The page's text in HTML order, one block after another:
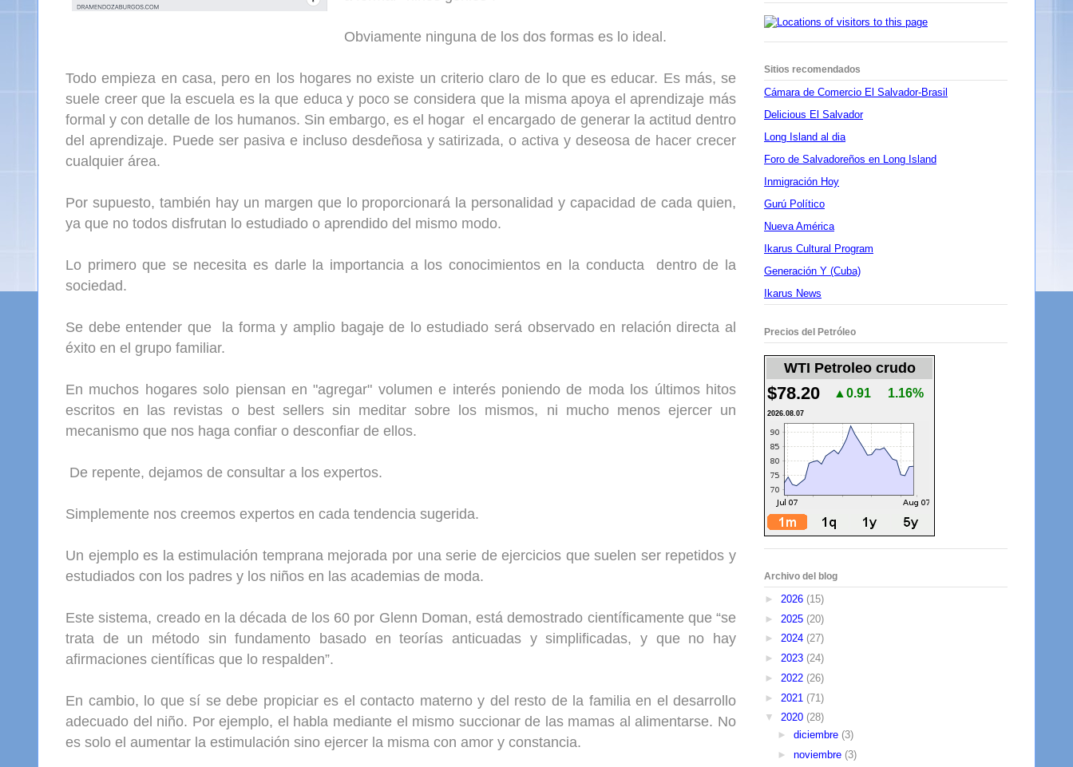
Obviamente ninguna de los dos formas es lo ideal.
Todo empieza en casa, pero en los hogares no existe un criterio claro de lo que es educar. Es más, se
suele creer que la escuela es la que educa y poco se considera que la misma apoya el aprendizaje más
formal y con detalle de los humanos. Sin embargo, es el hogar el encargado de generar la actitud dentro
del aprendizaje. Puede ser pasiva e incluso desdeñosa y satirizada, o activa y deseosa de hacer crecer
cualquier área.
Por supuesto, también hay un margen que lo proporcionará la personalidad y capacidad de cada quien,
ya que no todos disfrutan lo estudiado o aprendido del mismo modo.
Lo primero que se necesita es darle la importancia a los conocimientos en la conducta
dentro de la
sociedad.
Se debe entender que
la forma y amplio bagaje de lo estudiado será observado en relación directa al
éxito en el grupo familiar.
En muchos hogares solo piensan en "agregar" volumen e interés poniendo de moda los últimos hitos
escritos en las revistas o best sellers sin meditar sobre los mismos, ni mucho menos ejercer un
mecanismo que nos haga confiar o desconfiar de ellos.
De repente, dejamos de consultar a los expertos.
Simplemente nos creemos expertos en cada tendencia sugerida.
Un ejemplo es la estimulación temprana mejorada por una serie de ejercicios que suelen ser repetidos y
estudiados con los padres y los niños en las academias de moda.
Este sistema, creado en la década de los 60 por Glenn Doman, está demostrado científicamente que “se
trata de un método sin fundamento basado en teorías anticuadas y simplificadas, y que no hay
afirmaciones científicas que lo respalden”.
En cambio, lo que sí se debe propiciar es el contacto materno y del resto de la familia en el desarrollo
adecuado del niño. Por ejemplo, el habla mediante el mismo succionar de las mamas al alimentarse. No
es solo el aumentar la estimulación sino ejercer la misma con amor y constancia.
Sitios recomendados
Cámara de Comercio El Salvador-Brasil
Delicious El Salvador
Long Island al dia
Foro de Salvadoreños en Long Island
Inmigración Hoy
Gurú Político
Nueva América
Ikarus Cultural Program
Generación Y (Cuba)
Ikarus News
Precios del Petróleo
WTI Petroleo crudo
$78.20 ▲0.91 1.16%
2026.08.07
Archivo del blog
► 2026 (15)
► 2025 (20)
► 2024 (27)
► 2023 (24)
► 2022 (26)
► 2021 (71)
▼ 2020 (28)
► diciembre (3)
► noviembre (3)